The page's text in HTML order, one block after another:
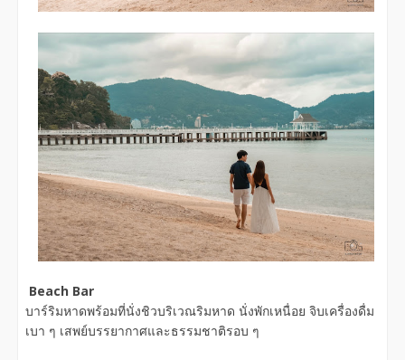
Beach Bar
บาร์ริมหาดพร้อมที่นั่งชิวบริเวณริมหาด นั่งพักเหนื่อย จิบเครื่องดื่ม
เบา ๆ เสพย์บรรยากาศและธรรมชาติรอบ ๆ